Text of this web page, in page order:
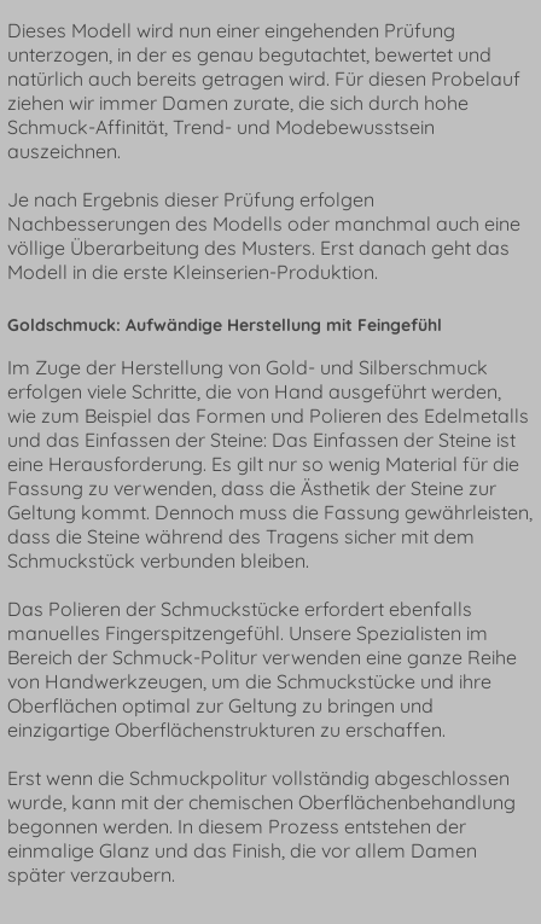
Dieses Modell wird nun einer eingehenden Prüfung
unterzogen, in der es genau begutachtet, bewertet und
natürlich auch bereits getragen wird. Für diesen Probelauf
ziehen wir immer Damen zurate, die sich durch hohe
Schmuck-Affinität, Trend- und Modebewusstsein
auszeichnen.
Je nach Ergebnis dieser Prüfung erfolgen
Nachbesserungen des Modells oder manchmal auch eine
völlige Überarbeitung des Musters. Erst danach geht das
Modell in die erste Kleinserien-Produktion.
Goldschmuck: Aufwändige Herstellung mit Feingefühl
Im Zuge der Herstellung von Gold- und Silberschmuck
erfolgen viele Schritte, die von Hand ausgeführt werden,
wie zum Beispiel das Formen und Polieren des Edelmetalls
und das Einfassen der Steine: Das Einfassen der Steine ist
eine Herausforderung. Es gilt nur so wenig Material für die
Fassung zu verwenden, dass die Ästhetik der Steine zur
Geltung kommt. Dennoch muss die Fassung gewährleisten,
dass die Steine während des Tragens sicher mit dem
Schmuckstück verbunden bleiben.
Das Polieren der Schmuckstücke erfordert ebenfalls
manuelles Fingerspitzengefühl. Unsere Spezialisten im
Bereich der Schmuck-Politur verwenden eine ganze Reihe
von Handwerkzeugen, um die Schmuckstücke und ihre
Oberflächen optimal zur Geltung zu bringen und
einzigartige Oberflächenstrukturen zu erschaffen.
Erst wenn die Schmuckpolitur vollständig abgeschlossen
wurde, kann mit der chemischen Oberflächenbehandlung
begonnen werden. In diesem Prozess entstehen der
einmalige Glanz und das Finish, die vor allem Damen
später verzaubern.